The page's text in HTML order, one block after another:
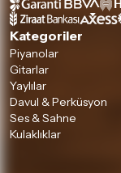
Kategoriler
Piyanolar
Gitarlar
Yaylılar
Davul & Perküsyon
Ses & Sahne
Kulaklıklar